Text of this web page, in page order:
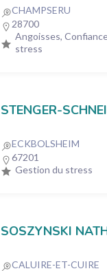
CHAMPSERU
28700
Angoisses,
stress
STENGER-
ECKBOLSHEIM
67201
Gestion du stress
SOSZYNSKI
CALUIRE-ET-CUIRE